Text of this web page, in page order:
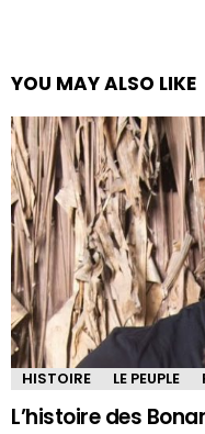
YOU MAY ALSO LIKE
HISTOIRE LE PEUPLE
L’histoire des